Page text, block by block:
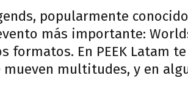
popularmente
más importante:
formatos. En PEEK Latam
multitudes, y en